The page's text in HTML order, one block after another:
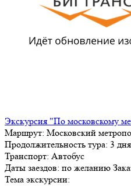
Экскурсия "По московскому
Маршрут: Московский
Продолжительность тура: 3
Транспорт: Автобус
Даты заездов: по желанию
Тема экскурсии: